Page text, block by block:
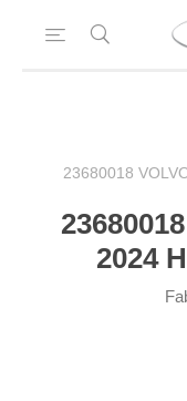
23680018
2024